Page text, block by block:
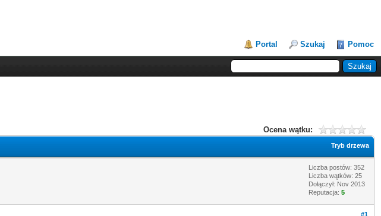
Portal Szukaj Pomoc
Ocena wątku:
Tryb drzewa
Liczba postów: 352
Liczba wątków: 25
Dołączył: Nov 2013
Reputacja: 5
#1